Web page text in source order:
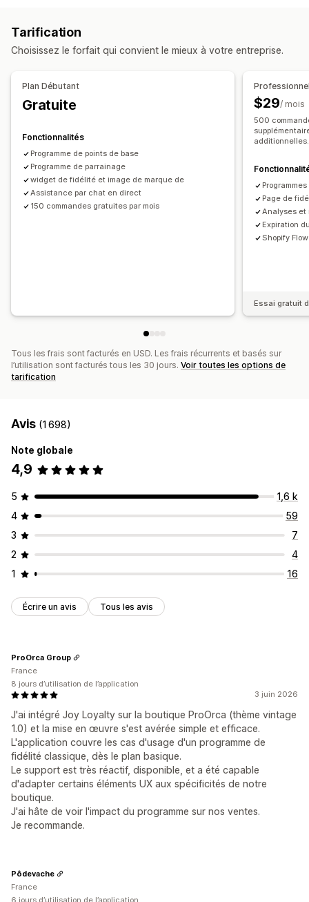
Programmes de remises en espèces
Programmes personnalisés
Récompenses que vous pouvez offrir
Points
Réductions
Cartes-cadeaux
Récompenses POS
Expédition gratuite
Produits gratuits Accès anticipé
Avantages pour les abonnés
Récompenses personnalisées
Réductions forfaitaires
Réductions en gros Expédition gratuite Frais d’expédition
Cadeaux Récompenses
Pop-ups
Bannières Réductions personnalisées
Gestion des réductions
Import et export Code personnalisé
Déclencheurs et règles
Automatisations
Segmentation Balisage
Rapports
Analyses de données API et webhooks
Tarification
Choisissez le forfait qui convient le mieux à votre entreprise.
Plan Débutant
Gratuite
Fonctionnalités
Programme de points de base
Programme de parrainage
widget de fidélité et image de marque de
Assistance par chat en direct
150 commandes gratuites par mois
$29/ mois
500
additionnelles.
Page de
Analyses et
Expiration
Shopify
Essai gratuit
Tous les frais sont facturés en USD. Les frais récurrents et basés sur
l’utilisation sont facturés tous les 30 jours. Voir toutes les options de
tarification
Avis (1 698)
Note globale
4,9
5
1,6 k
4
59
3
7
2
4
1
16
Écrire un avis Tous les avis
3 juin 2026
J'ai intégré Joy Loyalty sur la boutique ProOrca (thème vintage
1.0) et la mise en œuvre s'est avérée simple et efficace.
L'application couvre les cas d'usage d'un programme de
fidélité classique, dès le plan basique.
Le support est très réactif, disponible, et a été capable
d'adapter certains éléments UX aux spécificités de notre
boutique.
J'ai hâte de voir l'impact du programme sur nos ventes.
Je recommande.
ProOrca Group
France
8 jours d’utilisation de l’application
Pôdevache
France